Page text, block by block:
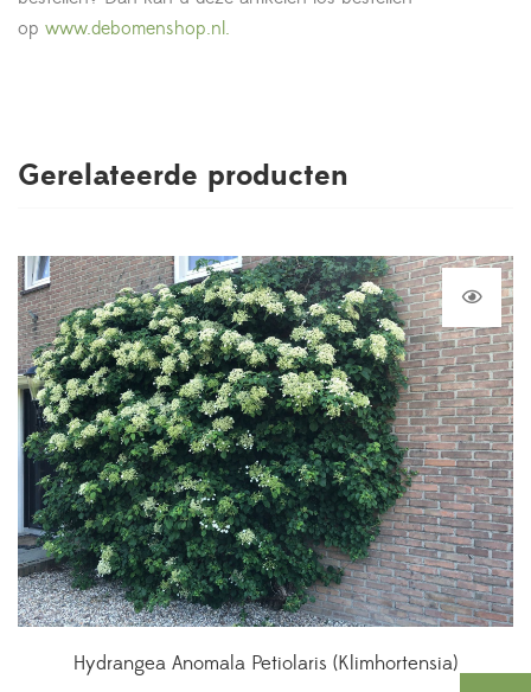
op www.debomenshop.nl.
Gerelateerde producten
Hydrangea Anomala Petiolaris (Klimhortensia)